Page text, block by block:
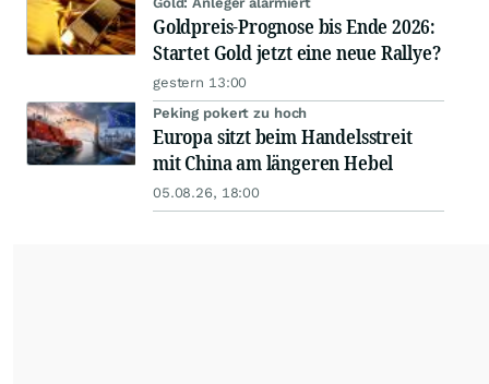
Goldpreis-Prognose bis Ende 2026:
Startet Gold jetzt eine neue Rallye?
gestern 13:00
Peking pokert zu hoch
Europa sitzt beim Handelsstreit
mit China am längeren Hebel
05.08.26, 18:00